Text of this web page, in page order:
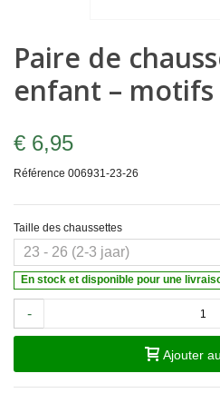
Paire de
enfant – motifs
€ 6,95
Référence 006931-23-26
Taille des chaussettes
En stock et disponible pour une
-
Ajouter